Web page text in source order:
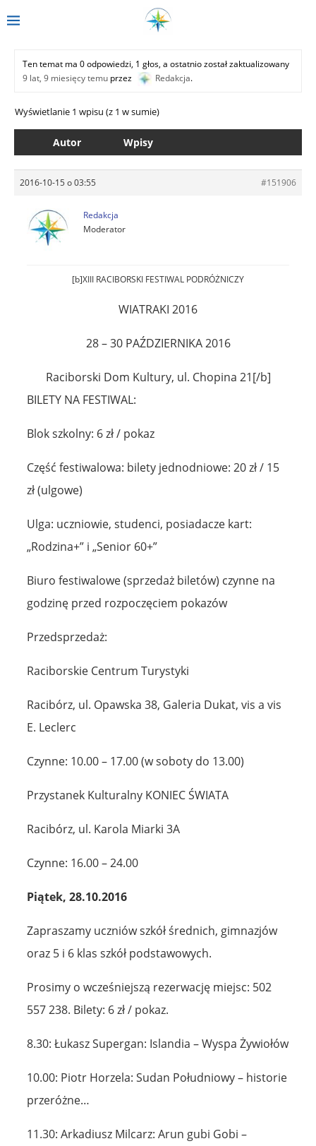
Ten temat ma 0 odpowiedzi, 1 głos, a ostatnio został zaktualizowany
9 lat, 9 miesięcy temu przez Redakcja.
Wyświetlanie 1 wpisu (z 1 w sumie)
Autor Wpisy
2016-10-15 o 03:55 #151906
Redakcja
Moderator
[b]XIII RACIBORSKI FESTIWAL PODRÓŻNICZY
WIATRAKI 2016
28 – 30 PAŹDZIERNIKA 2016
Raciborski Dom Kultury, ul. Chopina 21[/b]
BILETY NA FESTIWAL:
Blok szkolny: 6 zł / pokaz
Część festiwalowa: bilety jednodniowe: 20 zł / 15
zł (ulgowe)
Ulga: uczniowie, studenci, posiadacze kart:
„Rodzina+” i „Senior 60+”
Biuro festiwalowe (sprzedaż biletów) czynne na
godzinę przed rozpoczęciem pokazów
Przedsprzedaż:
Raciborskie Centrum Turystyki
Racibórz, ul. Opawska 38, Galeria Dukat, vis a vis
E. Leclerc
Czynne: 10.00 – 17.00 (w soboty do 13.00)
Przystanek Kulturalny KONIEC ŚWIATA
Racibórz, ul. Karola Miarki 3A
Czynne: 16.00 – 24.00
Piątek, 28.10.2016
Zapraszamy uczniów szkół średnich, gimnazjów
oraz 5 i 6 klas szkół podstawowych.
Prosimy o wcześniejszą rezerwację miejsc: 502
557 238. Bilety: 6 zł / pokaz.
8.30: Łukasz Supergan: Islandia – Wyspa Żywiołów
10.00: Piotr Horzela: Sudan Południowy – historie
przeróżne…
11.30: Arkadiusz Milcarz: Arun gubi Gobi –